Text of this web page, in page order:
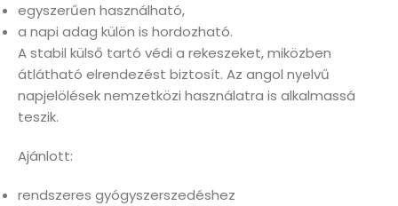
egyszerűen használható,
a napi adag külön is hordozható.
A stabil külső tartó védi a rekeszeket, miközben
átlátható elrendezést biztosít. Az angol nyelvű
napjelölések nemzetközi használatra is alkalmassá
teszik.
Ajánlott:
rendszeres gyógyszerszedéshez